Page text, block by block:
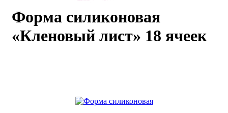
Мастер-
классы
Форма силиконовая
«Кленовый лист» 18 ячеек